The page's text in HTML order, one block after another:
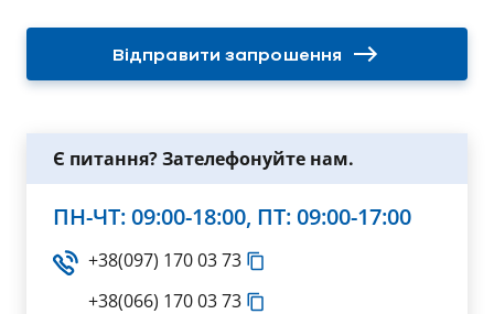
Відправити запрошення
Є питання? Зателефонуйте нам.
ПН-ЧТ: 09:00-18:00, ПТ: 09:00-17:00
+38(097) 170 03 73
+38(066) 170 03 73